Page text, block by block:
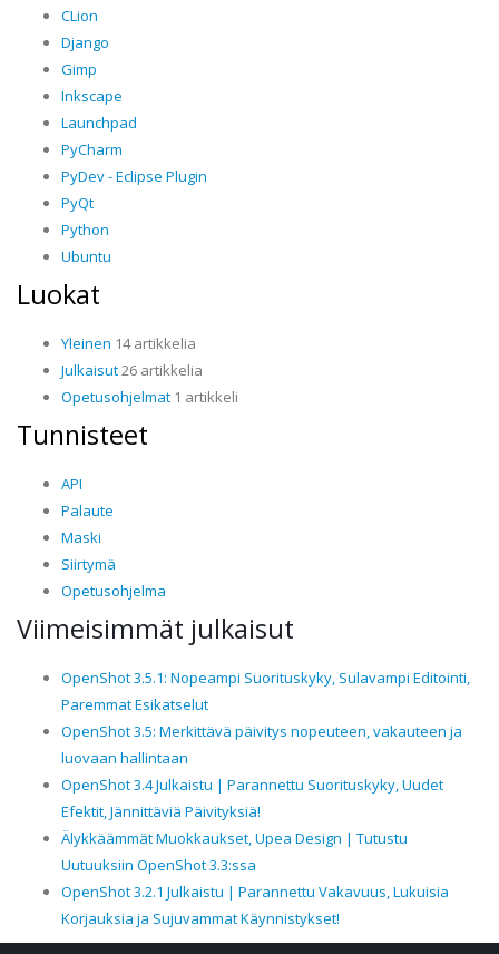
CLion
Django
Gimp
Inkscape
Launchpad
PyCharm
PyDev - Eclipse Plugin
PyQt
Python
Ubuntu
Luokat
Yleinen 14 artikkelia
Julkaisut26 artikkelia
Opetusohjelmat 1 artikkeli
Tunnisteet
API
Palaute
Maski
Siirtymä
Opetusohjelma
Viimeisimmät julkaisut
OpenShot 3.5.1: Nopeampi Suorituskyky, Sulavampi Editointi,
Paremmat Esikatselut
OpenShot 3.5: Merkittävä päivitys nopeuteen, vakauteen ja
luovaan hallintaan
OpenShot 3.4 Julkaistu | Parannettu Suorituskyky, Uudet
Efektit, Jännittäviä Päivityksiä!
Älykkäämmät Muokkaukset, Upea Design | Tutustu
Uutuuksiin OpenShot 3.3:ssa
OpenShot 3.2.1 Julkaistu | Parannettu Vakavuus, Lukuisia
Korjauksia ja Sujuvammat Käynnistykset!